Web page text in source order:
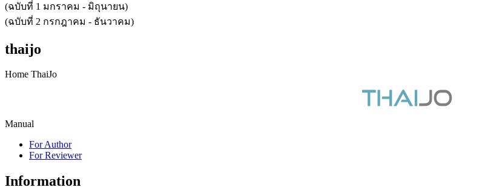
(ฉบับที่ 1 มกราคม - มิถุนายน)
(ฉบับที่ 2 กรกฎาคม - ธันวาคม)
thaijo
Home ThaiJo
Manual
For Author
For Reviewer
Information